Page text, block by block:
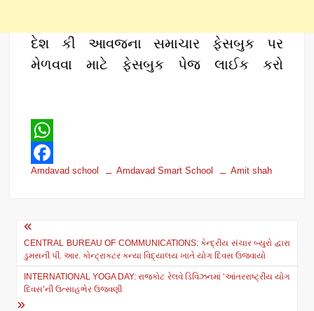
દેશ કી આવજના સમાચાર ફેસબુક પર
મેળવવા માટે ફેસબુક પેજ લાઈક કરો
W
h
t
s
p
F
c
e
o
Amdavad school Amdavad Smart School Amit shah
Post
navigation
CENTRAL BUREAU OF COMMUNICATIONS: કેન્દ્રીય સંચાર બ્યુરો દ્વારા
ડુમસની પી. આર. કોન્ટ્રાક્ટર કન્યા વિદ્યાલય ખાતે યોગ દિવસ ઉજવાયો
INTERNATIONAL YOGA DAY: રાજકોટ રેલવે ડિવિઝનમાં ‘આંતરરાષ્ટ્રીય યોગ
દિવસ’ની ઉત્સાહભેર ઉજવણી